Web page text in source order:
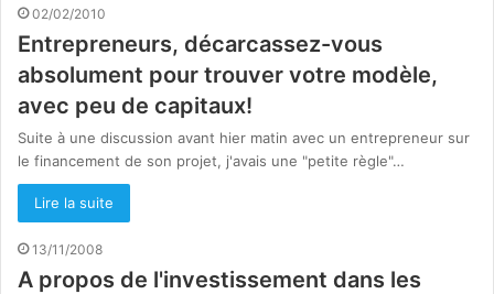
02/02/2010
Entrepreneurs, décarcassez-vous
absolument pour trouver votre modèle,
avec peu de capitaux!
Suite à une discussion avant hier matin avec un entrepreneur sur
le financement de son projet, j'avais une "petite règle"…
Lire la suite
13/11/2008
A propos de l'investissement dans les